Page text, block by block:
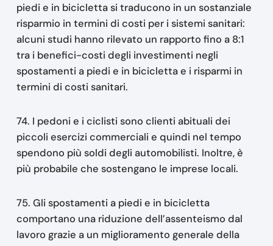
piedi e in bicicletta si traducono in un sostanziale
risparmio in termini di costi per i sistemi sanitari:
alcuni studi hanno rilevato un rapporto fino a 8:1
tra i benefici-costi degli investimenti negli
spostamenti a piedi e in bicicletta e i risparmi in
termini di costi sanitari.
74. I pedoni e i ciclisti sono clienti abituali dei
piccoli esercizi commerciali e quindi nel tempo
spendono più soldi degli automobilisti. Inoltre, è
più probabile che sostengano le imprese locali.
75. Gli spostamenti a piedi e in bicicletta
comportano una riduzione dell’assenteismo dal
lavoro grazie a un miglioramento generale della